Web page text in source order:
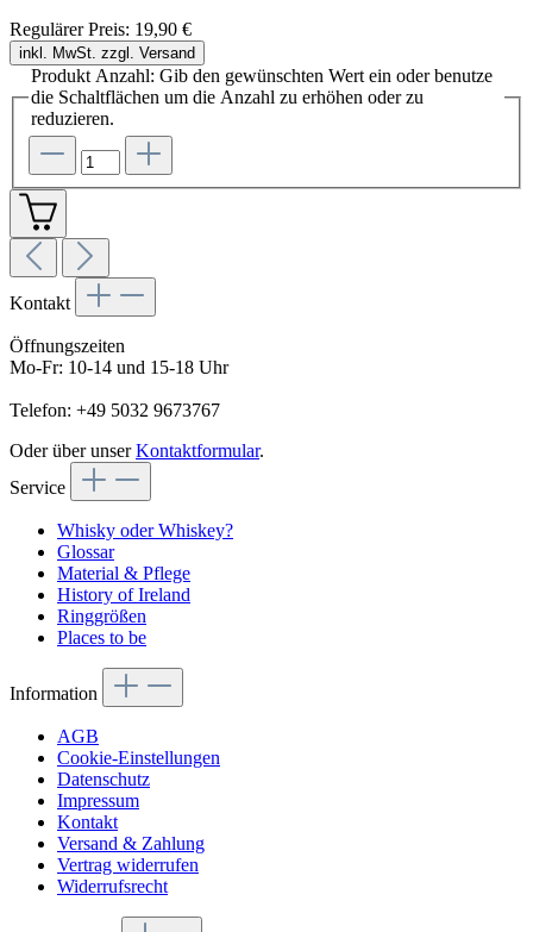
Regulärer Preis: 19,90 €
inkl. MwSt. zzgl. Versand
Produkt Anzahl: Gib den gewünschten Wert ein oder benutze
die Schaltflächen um die Anzahl zu erhöhen oder zu
reduzieren.
Kontakt
Öffnungszeiten
Mo-Fr: 10-14 und 15-18 Uhr
Telefon: +49 5032 9673767
Oder über unserKontaktformular.
Service
Whisky oder Whiskey?
Glossar
Material & Pflege
History of Ireland
Ringgrößen
Places to be
Information
AGB
Cookie-Einstellungen
Datenschutz
Impressum
Kontakt
Versand & Zahlung
Vertrag widerrufen
Widerrufsrecht